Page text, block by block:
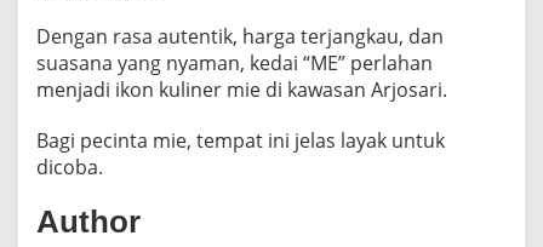
Dengan rasa autentik, harga terjangkau, dan
suasana yang nyaman, kedai “ME” perlahan
menjadi ikon kuliner mie di kawasan Arjosari.
Bagi pecinta mie, tempat ini jelas layak untuk
dicoba.
Author